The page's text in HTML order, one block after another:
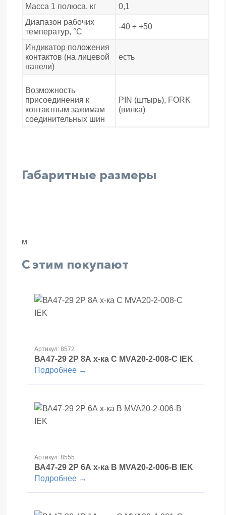
Масса 1 полюса, кг
0,1
Диапазон рабочих
температур, °С
-40 ÷ +50
Индикатор положения
контактов (на лицевой
панели)
есть
Возможность
присоединения к
контактным зажимам
соединительных шин
PIN (штырь), FORK
(вилка)
Габаритные размеры
м
С этим покупают
Артикул: 8572
ВА47-29 2Р 8А х-ка С MVA20-2-008-С IEK
Подробнее →
Артикул: 8555
ВА47-29 2Р 6А х-ка В MVA20-2-006-B IEK
Подробнее →